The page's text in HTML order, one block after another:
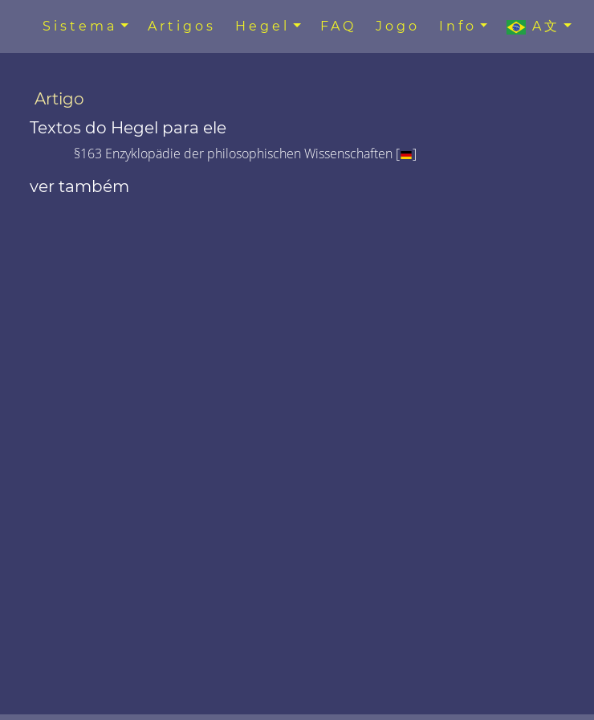
Sistema Artigos Hegel FAQ Jogo Info A文
Artigo
Textos do Hegel para ele
§163 Enzyklopädie der philosophischen Wissenschaften [ ]
ver também